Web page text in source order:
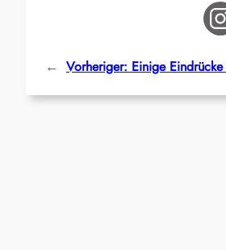
← Vorheriger: Einige